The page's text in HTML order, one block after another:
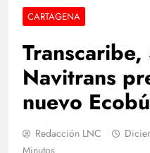
CARTAGENA
Navitrans
nuevo
Redacción LNC
Minutos